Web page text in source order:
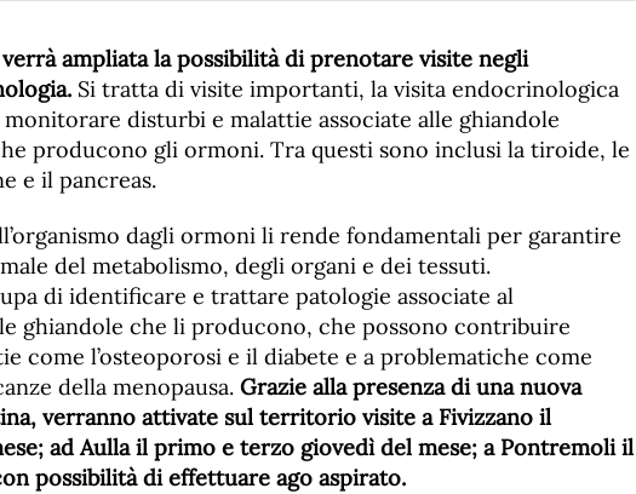
ampliata la possibilità di prenotare visite negli
Si tratta di visite importanti, la visita endocrinologica
disturbi e malattie associate alle ghiandole
producono gli ormoni. Tra questi sono inclusi la tiroide, le
e il pancreas.
dagli ormoni li rende fondamentali per garantire
del metabolismo, degli organi e dei tessuti.
di identificare e trattare patologie associate al
ghiandole che li producono, che possono contribuire
come l’osteoporosi e il diabete e a problematiche come
della menopausa. Grazie alla presenza di una nuova
verranno attivate sul territorio visite a Fivizzano il
ad Aulla il primo e terzo giovedì del mese; a Pontremoli il
possibilità di effettuare ago aspirato.